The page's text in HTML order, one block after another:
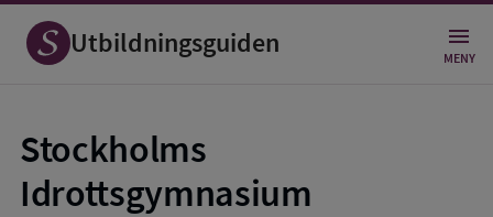
Utbildningsguiden MENY
Stockholms
Idrottsgymnasium